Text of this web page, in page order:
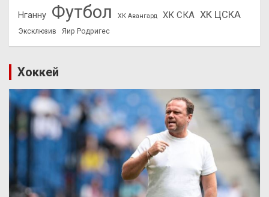
Нганну Футбол ХК Авангард ХК СКА ХК ЦСКА
Эксклюзив Яир Родригес
Хоккей